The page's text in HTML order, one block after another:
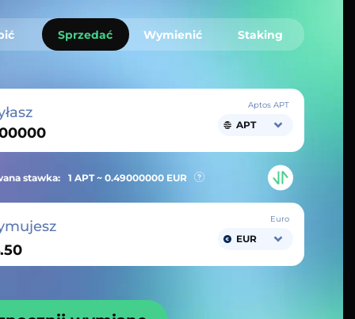
Sprzedać Wymienić Staking
Aptos APT
APT
stawka: 1 APT ~ 0.49000000 EUR
Euro
EUR